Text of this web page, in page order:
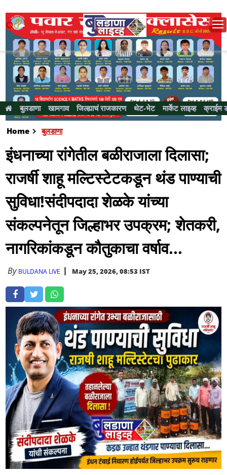
बुलडाणा खामगाव जिल्ह्याचं राजकारण थेट-भेट मार्केट लाइव्ह क्राईम
Home बुलडाणा
इंधनाच्या रांगेतील बळीराजाला दिलासा;
राजर्षी शाहू मल्टिस्टेटकडून थंड पाण्याची
सुविधा!संदीपदादा शेळके यांच्या
संकल्पनेतून जिल्हाभर उपक्रम; शेतकरी,
नागरिकांकडून कौतुकाचा वर्षाव...
By BULDANA LIVE May 25, 2026, 08:53 IST